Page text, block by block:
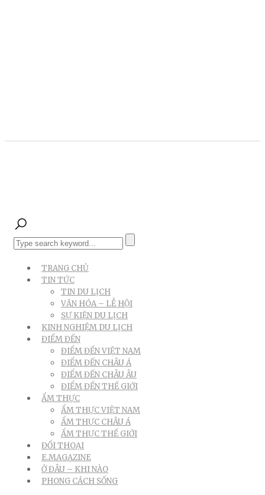
TRANG CHỦ
TIN TỨC
TIN DU LỊCH
VĂN HÓA – LỄ HỘI
SỰ KIỆN DU LỊCH
KINH NGHIỆM DU LỊCH
ĐIỂM ĐẾN
ĐIỂM ĐẾN VIỆT NAM
ĐIỂM ĐẾN CHÂU Á
ĐIỂM ĐẾN CHÂU ÂU
ĐIỂM ĐẾN THẾ GIỚI
ẨM THỰC
ẨM THỰC VIỆT NAM
ẨM THỰC CHÂU Á
ẨM THỰC THẾ GIỚI
ĐỐI THOẠI
E.MAGAZINE
Ở ĐÂU – KHI NÀO
PHONG CÁCH SỐNG